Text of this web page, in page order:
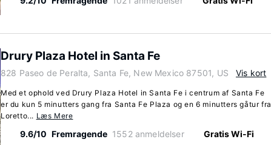
Drury Plaza Hotel in Santa Fe
828 Paseo de Peralta, Santa Fe, New Mexico 87501, US Vis kort
Med et ophold ved Drury Plaza Hotel in Santa Fe i centrum af Santa Fe
er du kun 5 minutters gang fra Santa Fe Plaza og en 6 minutters gåtur fra
Loretto... Læs Mere
9.6/10 Fremragende 1552 anmeldelser Gratis Wi-Fi